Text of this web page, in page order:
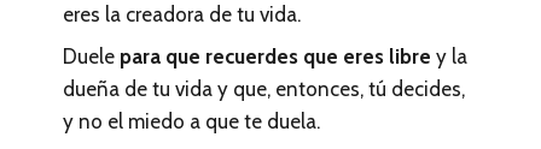
eres la creadora de tu vida.
Duele para que recuerdes que eres libre y la
dueña de tu vida y que, entonces, tú decides,
y no el miedo a que te duela.